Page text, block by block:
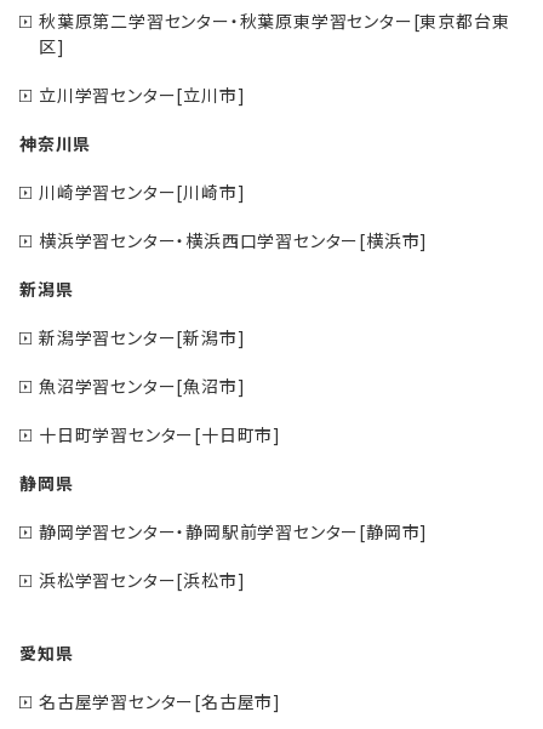
秋葉原第二学習センター・秋葉原東学習センター[東京都台東
区]
立川学習センター[立川市]
神奈川県
川崎学習センター[川崎市]
横浜学習センター・横浜西口学習センター[横浜市]
新潟県
新潟学習センター[新潟市]
魚沼学習センター[魚沼市]
十日町学習センター[十日町市]
静岡県
静岡学習センター・静岡駅前学習センター[静岡市]
浜松学習センター[浜松市]
愛知県
名古屋学習センター[名古屋市]